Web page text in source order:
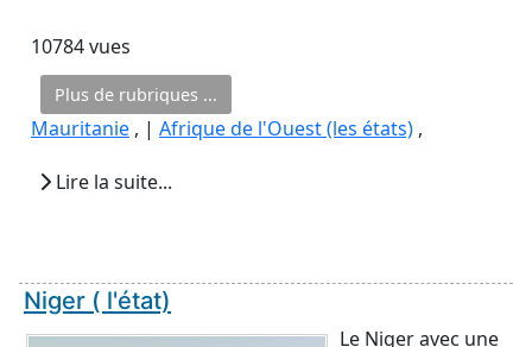
10784 vues
Plus de rubriques ...
Mauritanie , | Afrique de l'Ouest (les états) ,
Lire la suite...
Niger ( l'état)
Le Niger avec une